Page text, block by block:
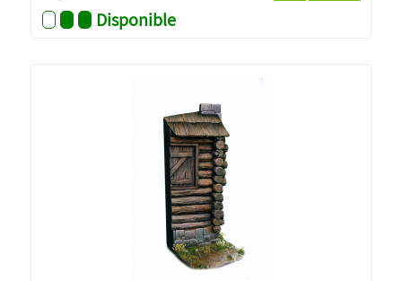
Disponible